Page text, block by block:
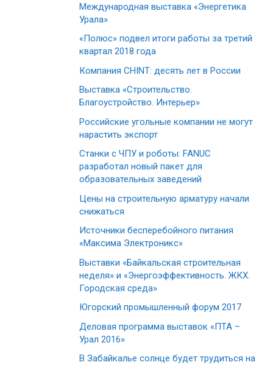
Международная выставка «Энергетика
Урала»
«Полюс» подвел итоги работы за третий
квартал 2018 года
Компания CHINT: десять лет в России
Выставка «Строительство.
Благоустройство. Интерьер»
Российские угольные компании не могут
нарастить экспорт
Станки с ЧПУ и роботы: FANUC
разработал новый пакет для
образовательных заведений
Цены на строительную арматуру начали
снижаться
Источники бесперебойного питания
«Максима Электроникс»
Выставки «Байкальская строительная
неделя» и «Энергоэффективность. ЖКХ.
Городская среда»
Югорский промышленный форум 2017
Деловая программа выставок «ПТА –
Урал 2016»
В Забайкалье солнце будет трудиться на